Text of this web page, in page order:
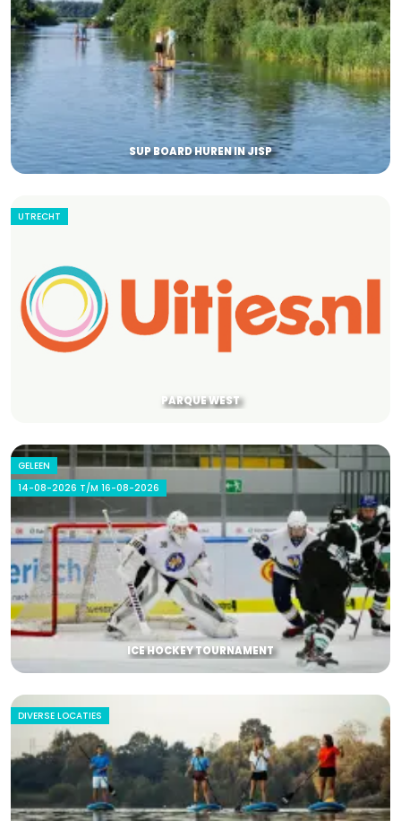
SUP BOARD HUREN IN JISP
UTRECHT
PARQUE WEST
GELEEN
14-08-2026 T/M 16-08-2026
ICE HOCKEY TOURNAMENT
DIVERSE LOCATIES